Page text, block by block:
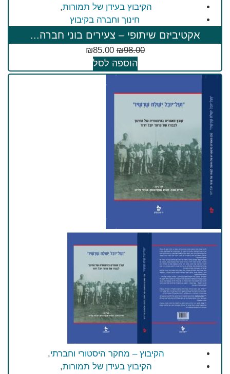
הקיבוץ בעידן של תמורות,
חינוך וחברה בקיבוץ
אקטיביזם שיתופי – צעירים בוני חברה...
₪98.00
₪85.00
הוספה לסל
הקיבוץ – מחקר היסטורי וחברתי,
הקיבוץ בעידן של תמורות,